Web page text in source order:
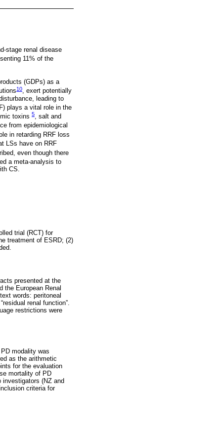
stage renal disease
11% of the
(GDPs) as a
10, exert potentially
leading to
plays a vital role in the
toxins 5, salt and
from epidemiological
in retarding RRF loss
LSs have on RRF
even though there
a meta-analysis to
CS.
trial (RCT) for
treatment of ESRD; (2)
presented at the
the European Renal
words: peritoneal
renal function”.
restrictions were
modality was
as the arithmetic
for the evaluation
mortality of PD
investigators (NZ and
criteria for